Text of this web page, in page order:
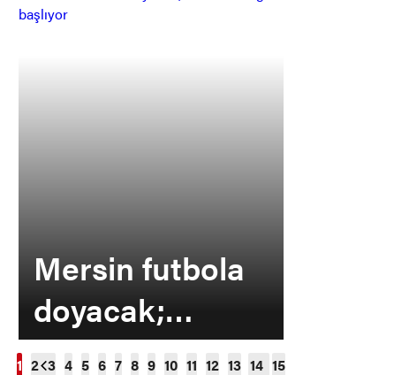
Mersin futbola
doyacak;
Golden League